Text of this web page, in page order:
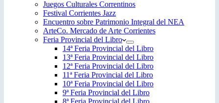
Juegos Culturales Correntinos
Festival Corrientes Jazz
Encuentro sobre Patrimonio Integral del NEA
ArteCo. Mercado de Arte Corrientes
Feria Provincial del Libro
14ª Feria Provincial del Libro
13ª Feria Provincial del Libro
12ª Feria Provincial del Libro
11ª Feria Provincial del Libro
10ª Feria Provincial del Libro
9ª Feria Provincial del Libro
8ª Feria Provincial del Libro